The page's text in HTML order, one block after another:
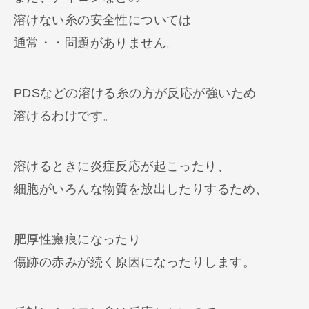
溶けない糸の安全性については
通常・・問題がありません。
PDSなどの溶ける糸の方が反応が強いため
溶けるわけです。
溶けるときに炎症反応が起こったり、
細胞がいろんな物質を放出したりするため、
肥厚性瘢痕になったり
傷跡の赤みが続く原因になったりします。